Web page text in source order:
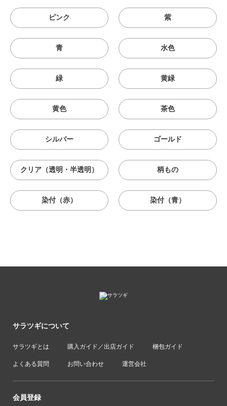
ピンク 紫
青 水色
緑 黄緑
黄色 茶色
シルバー ゴールド
クリア（透明・半透明） 柄もの
染付（赤） 染付（青）
サラツギについて
サラツギとは 購入ガイド／出店ガイド 梱包ガイド
よくある質問 お問い合わせ 運営会社
会員登録